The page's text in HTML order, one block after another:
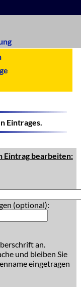
Eintrages.
Eintrag bearbeiten:
(optional):
an.
und bleiben Sie
eingetragen